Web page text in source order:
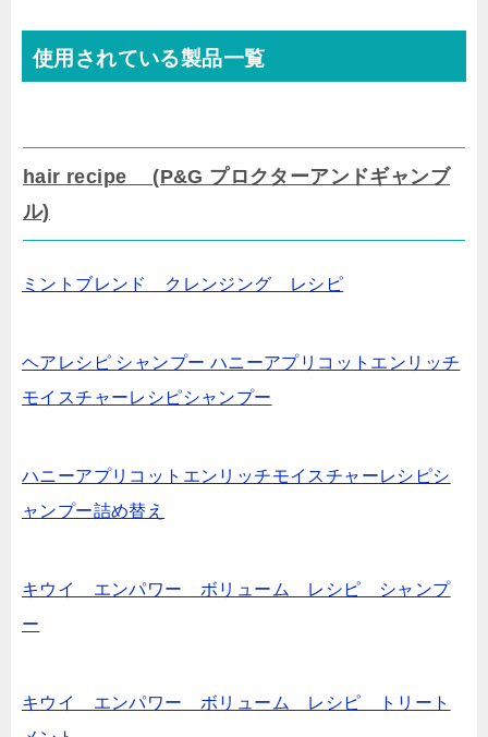
使用されている製品一覧
hair recipe (P&G プロクターアンドギャンブ
ル)
ミントブレンド クレンジング レシピ
ヘアレシピ シャンプー ハニーアプリコットエンリッチ
モイスチャーレシピシャンプー
ハニーアプリコットエンリッチモイスチャーレシピシ
ャンプー詰め替え
キウイ エンパワー ボリューム レシピ シャンプ
ー
キウイ エンパワー ボリューム レシピ トリート